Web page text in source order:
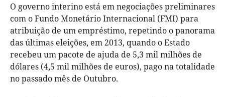
O governo interino está em negociações preliminares
com o Fundo Monetário Internacional (FMI) para
atribuição de um empréstimo, repetindo o panorama
das últimas eleições, em 2013, quando o Estado
recebeu um pacote de ajuda de 5,3 mil milhões de
dólares (4,5 mil milhões de euros), pago na totalidade
no passado mês de Outubro.